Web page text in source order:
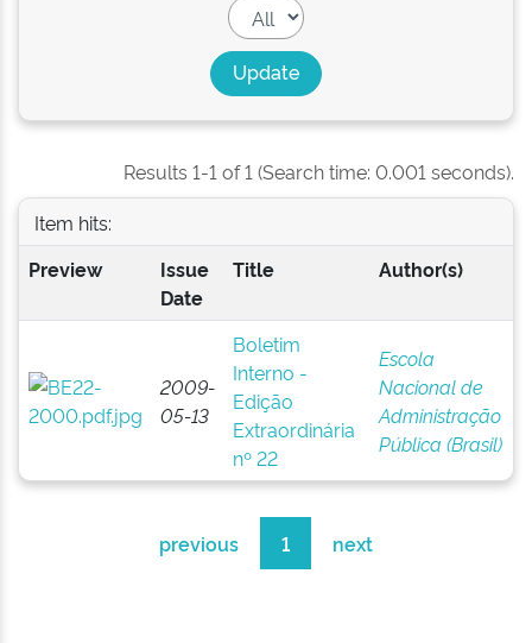
Results 1-1 of 1 (Search time: 0.001 seconds).
Item hits:
Preview
Issue
Date
Title Author(s)
2009-
05-13
Boletim
Interno -
Edição
Extraordinária
nº 22
Escola
Nacional de
Administração
Pública (Brasil)
previous 1 next